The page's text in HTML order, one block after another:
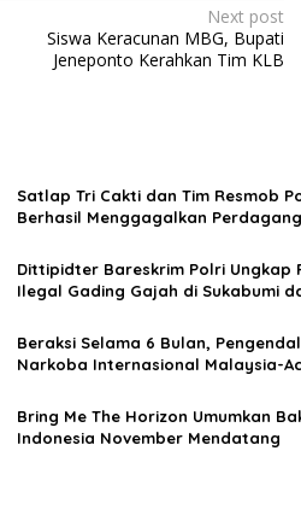
Next post
Siswa Keracunan MBG, Bupati
Jeneponto Kerahkan Tim KLB
Satlap Tri Cakti dan Tim Resmob
Berhasil Menggagalkan
Dittipidter Bareskrim Polri Ungkap
Ilegal Gading Gajah di Sukabumi
Beraksi Selama 6 Bulan,
Narkoba Internasional Malaysia-
Bring Me The Horizon Umumkan
Indonesia November Mendatang